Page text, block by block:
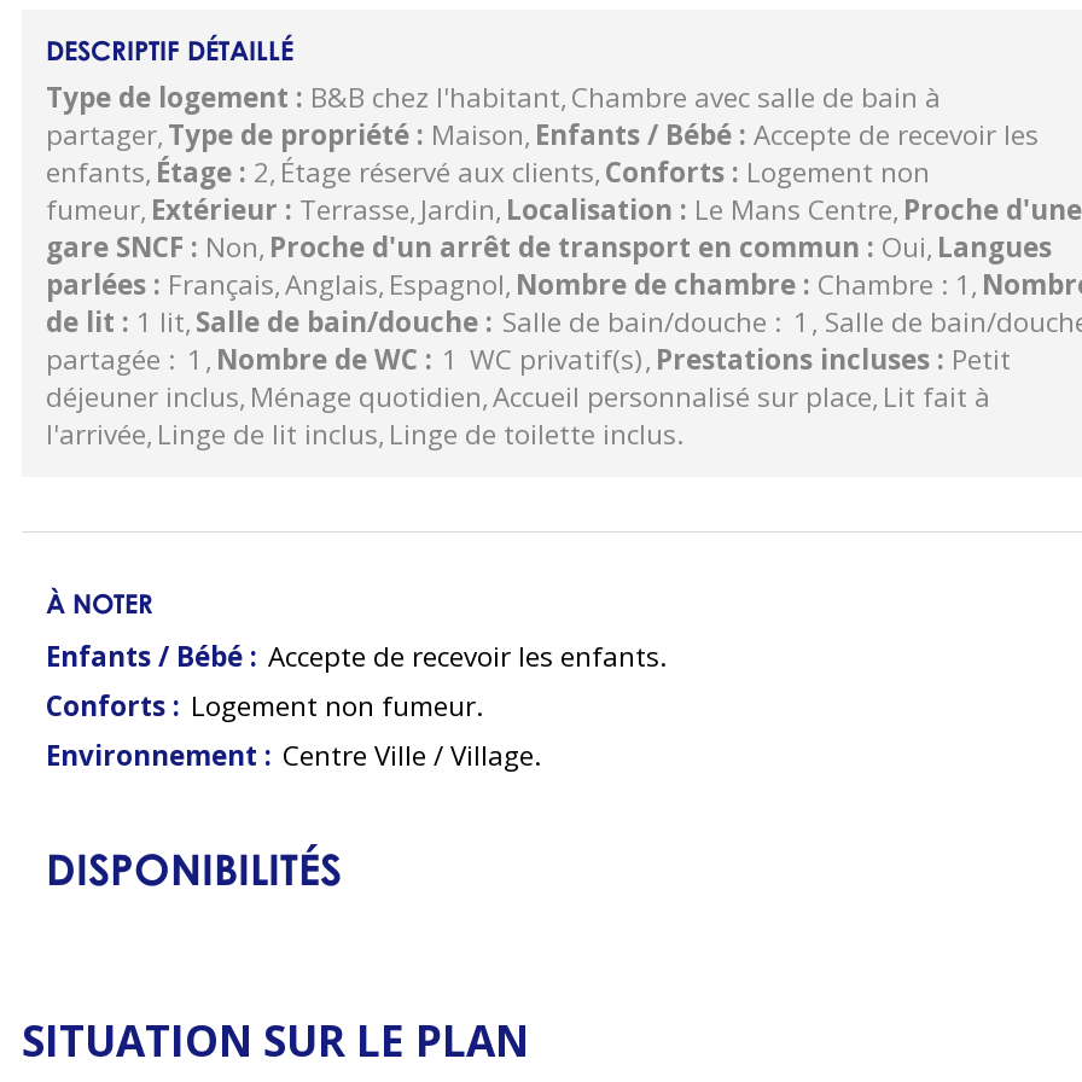
DESCRIPTIF DÉTAILLÉ
Type de logement : B&B chez l'habitant Chambre avec salle de bain à
partager Type de propriété : Maison Enfants / Bébé : Accepte de recevoir les
enfants Étage : 2 Étage réservé aux clients Conforts : Logement non
fumeur Extérieur : Terrasse Jardin Localisation : Le Mans Centre Proche d'une
gare SNCF : Non Proche d'un arrêt de transport en commun : Oui Langues
parlées : Français Anglais Espagnol Nombre de chambre : Chambre : 1
de lit : 1 lit Salle de bain/douche : Salle de bain/douche : 1
Salle de bain/
partagée : 1 Nombre de WC : 1 WC privatif(s) Prestations incluses : Petit
déjeuner inclus Ménage quotidien Accueil personnalisé sur place Lit fait à
l'arrivée Linge de lit inclus Linge de toilette inclus
À NOTER
Enfants / Bébé : Accepte de recevoir les enfants
Conforts : Logement non fumeur
Environnement : Centre Ville / Village
DISPONIBILITÉS
SITUATION SUR LE PLAN